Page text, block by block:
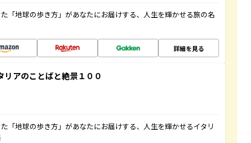
「地球の歩き方」があなたにお届けする、人生を輝かせる旅の名
詳細を見る
アのことばと絶景１００
「地球の歩き方」があなたにお届けする、人生を輝かせるイタリ